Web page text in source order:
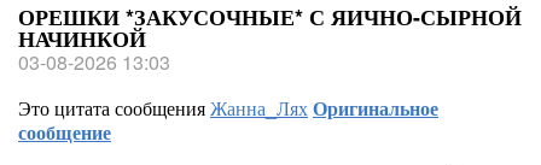
ОРЕШКИ *ЗАКУСОЧНЫЕ* С ЯИЧНО-СЫРНОЙ
НАЧИНКОЙ
03-08-2026 13:03
Это цитата сообщенияЖанна_ЛяхОригинальное
сообщение